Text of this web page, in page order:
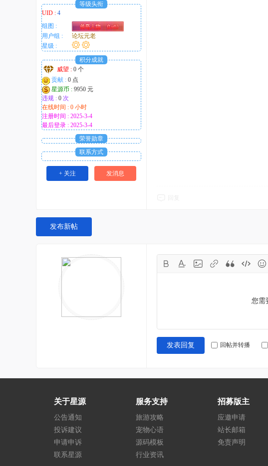
等级头衔
UID : 4
组图 :
用户组 :
论坛元老
星级 :
积分成就
威望 : 0 个
贡献 : 0 点
星源币 : 9950 元
违规 : 0 次
在线时间 : 0 小时
注册时间 : 2025-3-4
最后登录 : 2025-3-4
荣誉勋章
联系方式
+ 关注 发消息
发布新帖
您需
发表回复 回帖并转播
关于星源
公告通知
投诉建议
申请申诉
联系星源
服务支持
旅游攻略
宠物心语
源码模板
行业资讯
招募版主
应邀申请
站长邮箱
免责声明